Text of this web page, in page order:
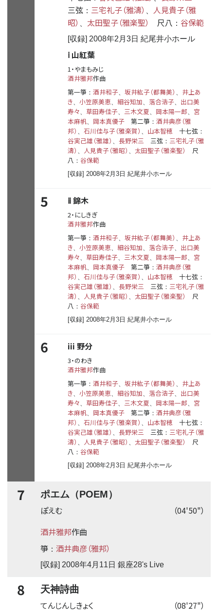
三弦 ： 三宅礼子（雅濤）
人見貴子（雅
昭）
太田聖子（雅楽聖） 尺八 ： 谷保範
[収録] 2008年2月3日 紀尾井小ホール
ⅰ 山紅葉
1・やまもみじ
酒井雅邦作曲
第一箏 ： 酒井和子 坂井紘子（都舞美）
井上あ
き
小笠原美恵 細谷知加 落合浩子
出口美
寿々
草田寿佳子 三木文夏 岡本陽一郎
宮
本麻帆
岡本真優子 第二箏 ： 酒井典彦（雅
邦）
石川佳与子（雅楽賀） 山本智穂 十七弦 ：
谷実己雄（雅雄） 長野栄三 三弦 ： 三宅礼子（雅
濤）
人見貴子（雅昭） 太田聖子（雅楽聖）
尺
八 ： 谷保範
[収録] 2008年2月3日 紀尾井小ホール
5 ⅱ 錦木
2・にしきぎ
酒井雅邦作曲
第一箏 ： 酒井和子 坂井紘子（都舞美）
井上あ
き
小笠原美恵 細谷知加 落合浩子
出口美
寿々
草田寿佳子 三木文夏 岡本陽一郎
宮
本麻帆
岡本真優子 第二箏 ： 酒井典彦（雅
邦）
石川佳与子（雅楽賀） 山本智穂 十七弦 ：
谷実己雄（雅雄） 長野栄三 三弦 ： 三宅礼子（雅
濤）
人見貴子（雅昭） 太田聖子（雅楽聖）
尺
八 ： 谷保範
[収録] 2008年2月3日 紀尾井小ホール
6 iii 野分
3・のわき
酒井雅邦作曲
第一箏 ： 酒井和子 坂井紘子（都舞美）
井上あ
き
小笠原美恵 細谷知加 落合浩子
出口美
寿々
草田寿佳子 三木文夏 岡本陽一郎
宮
本麻帆
岡本真優子 第二箏 ： 酒井典彦（雅
邦）
石川佳与子（雅楽賀） 山本智穂 十七弦 ：
谷実己雄（雅雄） 長野栄三 三弦 ： 三宅礼子（雅
濤）
人見貴子（雅昭） 太田聖子（雅楽聖）
尺
八 ： 谷保範
[収録] 2008年2月3日 紀尾井小ホール
7 ポエム（POEM）
（04'50"）
ぽえむ
酒井雅邦作曲
箏 ： 酒井典彦（雅邦）
[収録] 2008年4月11日 銀座28's Live
8 天神詩曲
（08'27"）
てんじんしきょく